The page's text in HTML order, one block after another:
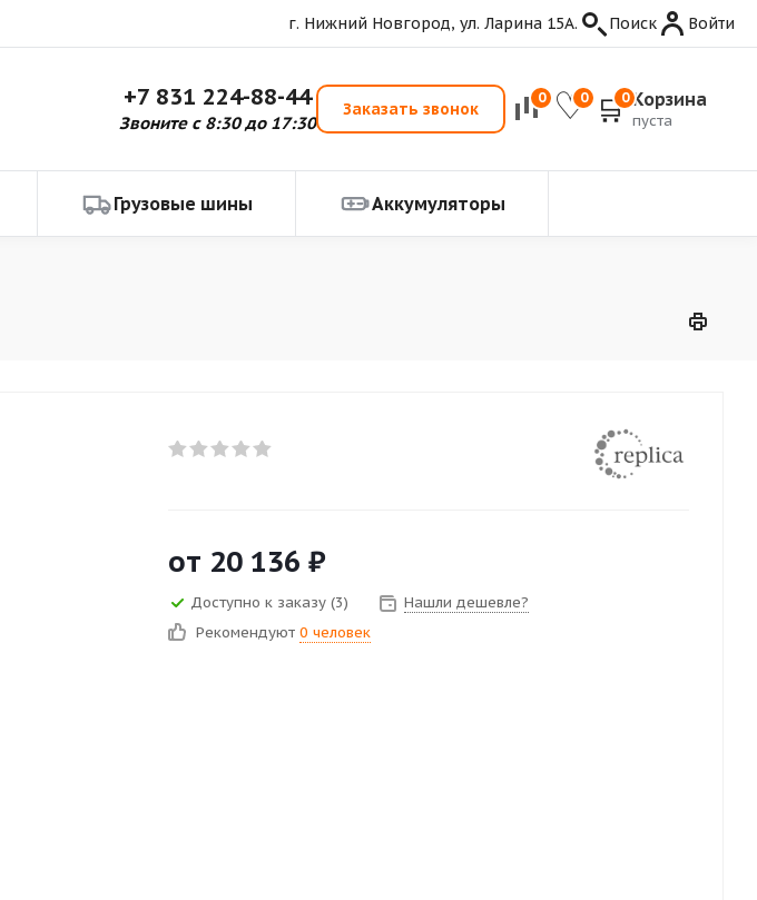
г. Нижний Новгород, ул. Ларина 15А. Поиск Войти
+7 831 224-88-44
Звоните с 8:30 до 17:30
Заказать звонок
0 0 0 Корзина
пуста
Грузовые шины Аккумуляторы
от 20 136 ₽
Доступно к заказу (3)
Нашли дешевле?
Рекомендуют 0 человек